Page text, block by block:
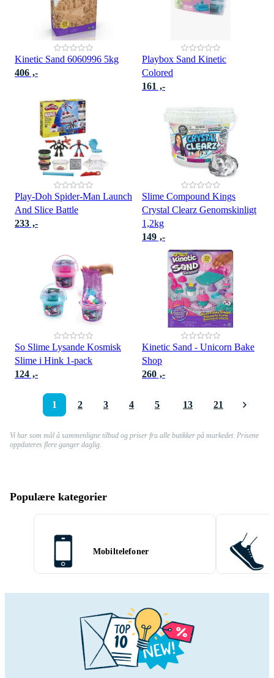
Kinetic Sand 6060996 5kg
406 ,-
Playbox Sand Kinetic
Colored
161 ,-
Play-Doh Spider-Man Launch
And Slice Battle
233 ,-
Slime Compound Kings
Crystal Clearz Genomskinligt
1,2kg
149 ,-
So Slime Lysande Kosmisk
Slime i Hink 1-pack
124 ,-
Kinetic Sand - Unicorn Bake
Shop
260 ,-
1 2 3 4 5 13 21
Vi har som mål å sammenligne tilbud og priser fra alle butikker på markedet. Prisene
oppdateres flere ganger daglig.
Populære kategorier
Mobiltelefoner